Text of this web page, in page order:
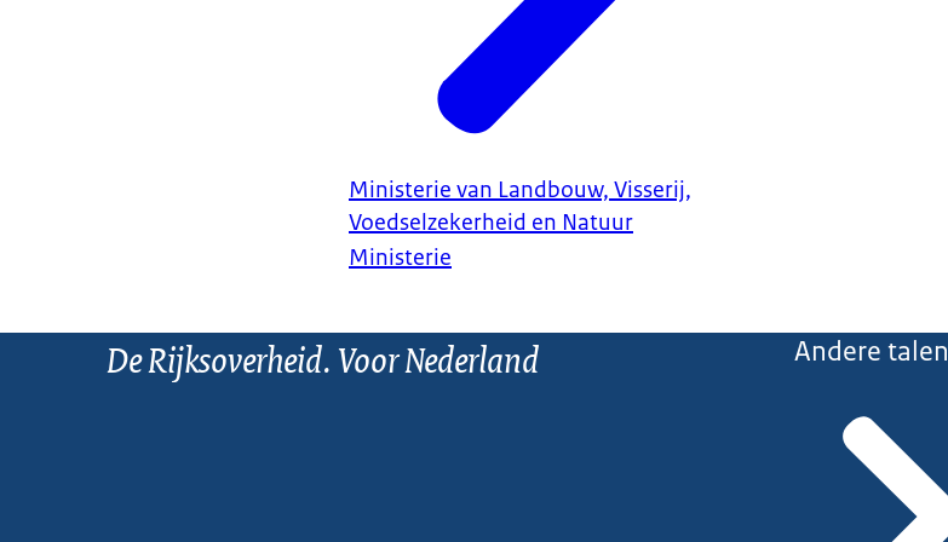
Ministerie van Landbouw, Visserij,
Voedselzekerheid en Natuur
Ministerie
De Rijksoverheid. Voor Nederland Andere talen